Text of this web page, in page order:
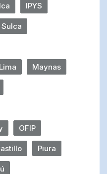
Ica IPYS
Lima Maynas
OFIP
Piura